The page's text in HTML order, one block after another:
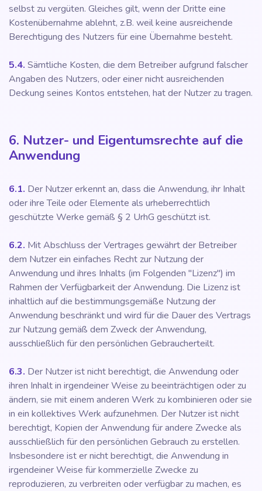
selbst zu vergüten. Gleiches gilt, wenn der Dritte eine
Kostenübernahme ablehnt, z.B. weil keine ausreichende
Berechtigung des Nutzers für eine Übernahme besteht.
5.4. Sämtliche Kosten, die dem Betreiber aufgrund falscher
Angaben des Nutzers, oder einer nicht ausreichenden
Deckung seines Kontos entstehen, hat der Nutzer zu tragen.
6. Nutzer- und Eigentumsrechte auf die
Anwendung
6.1. Der Nutzer erkennt an, dass die Anwendung, ihr Inhalt
oder ihre Teile oder Elemente als urheberrechtlich
geschützte Werke gemäß § 2 UrhG geschützt ist.
6.2. Mit Abschluss der Vertrages gewährt der Betreiber
dem Nutzer ein einfaches Recht zur Nutzung der
Anwendung und ihres Inhalts (im Folgenden "Lizenz") im
Rahmen der Verfügbarkeit der Anwendung. Die Lizenz ist
inhaltlich auf die bestimmungsgemäße Nutzung der
Anwendung beschränkt und wird für die Dauer des Vertrags
zur Nutzung gemäß dem Zweck der Anwendung,
ausschließlich für den persönlichen Gebraucherteilt.
6.3. Der Nutzer ist nicht berechtigt, die Anwendung oder
ihren Inhalt in irgendeiner Weise zu beeinträchtigen oder zu
ändern, sie mit einem anderen Werk zu kombinieren oder sie
in ein kollektives Werk aufzunehmen. Der Nutzer ist nicht
berechtigt, Kopien der Anwendung für andere Zwecke als
ausschließlich für den persönlichen Gebrauch zu erstellen.
Insbesondere ist er nicht berechtigt, die Anwendung in
irgendeiner Weise für kommerzielle Zwecke zu
reproduzieren, zu verbreiten oder verfügbar zu machen, es